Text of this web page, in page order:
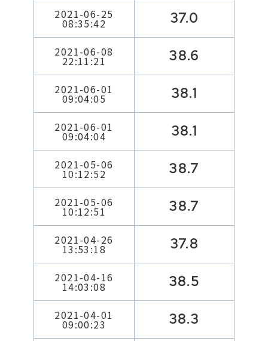
2021-06-25
08:35:42 37.0
2021-06-08
22:11:21 38.6
2021-06-01
09:04:05 38.1
2021-06-01
09:04:04 38.1
2021-05-06
10:12:52 38.7
2021-05-06
10:12:51 38.7
2021-04-26
13:53:18 37.8
2021-04-16
14:03:08 38.5
2021-04-01
09:00:23 38.3